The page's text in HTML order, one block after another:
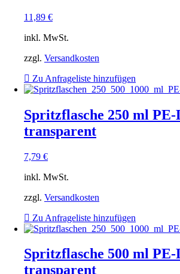
11,89 €
inkl. MwSt.
zzgl. Versandkosten
Zu Anfrageliste hinzufügen
Spritzflasche 250 ml
transparent
7,79 €
inkl. MwSt.
zzgl. Versandkosten
Zu Anfrageliste hinzufügen
Spritzflasche 500 ml
transparent